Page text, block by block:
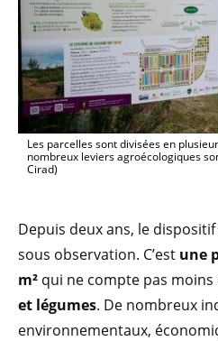
Les parcelles sont divisées en
nombreux leviers agroécologiques
Cirad)
Depuis deux ans, le
sous observation. C’est une
m² qui ne compte pas moins
et légumes. De nombreux
environnementaux,